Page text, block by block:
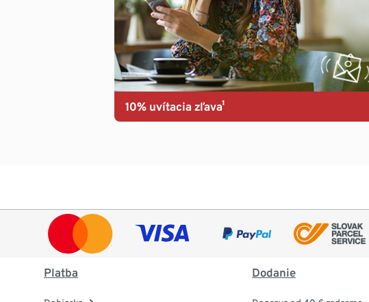
10% uvítacia zľava¹
Platba Dodanie